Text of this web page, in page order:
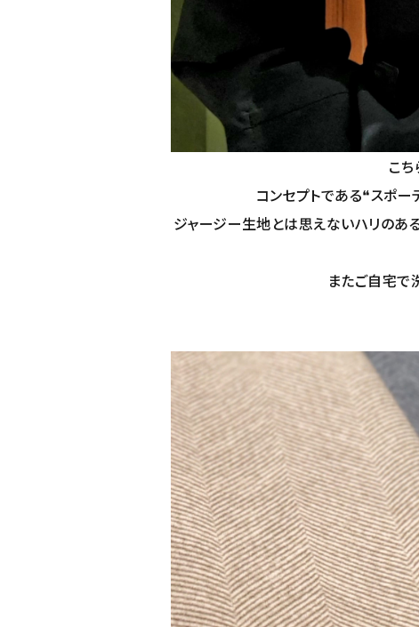
こ
コンセプトである❝スポー
ジャージー生地とは思えないハリのあ
またご自宅で